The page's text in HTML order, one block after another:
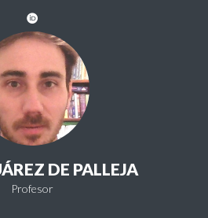
DE PALLEJA
Profesor